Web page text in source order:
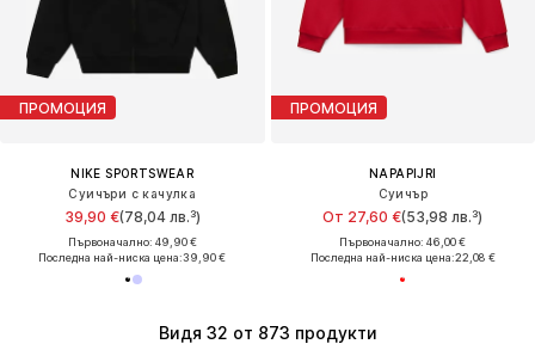
ПРОМОЦИЯ
NIKE SPORTSWEAR
Суичъри с качулка
39,90 €(78,04 лв.³)
Първоначално: 49,90 €
Последна най-ниска цена:39,90 €
ПРОМОЦИЯ
NAPAPIJRI
Суичър
От 27,60 €(53,98 лв.³)
Първоначално: 46,00 €
Последна най-ниска цена:22,08 €
Видя 32 от 873 продукти